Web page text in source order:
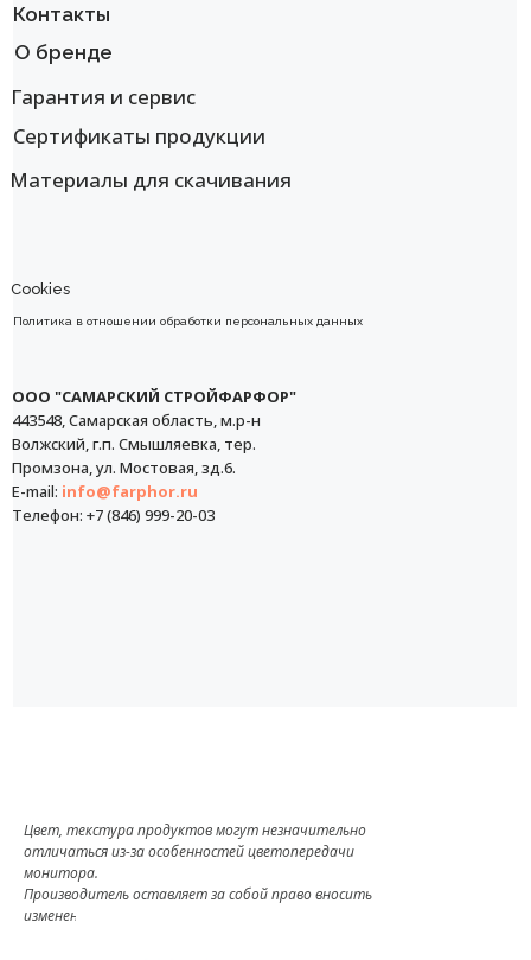
Политика в отношении обработки персональных данных
Контакты
Гарантия и сервис
Материалы для скачивания
Сертификаты продукции
ООО "САМАРСКИЙ СТРОЙФАРФОР"
443548, Самарская область, м.р-н
Волжский, г.п. Смышляевка, тер.
Промзона, ул. Мостовая, зд.6.
E-mail: info@farphor.ru
Телефон: +7 (846) 999-20-03
О бренде
Cookies
Цвет, текстура продуктов могут незначительно
отличаться из-за особенностей цветопередачи
монитора.
Производитель оставляет за собой право вносить
изменения в комплект поставки.